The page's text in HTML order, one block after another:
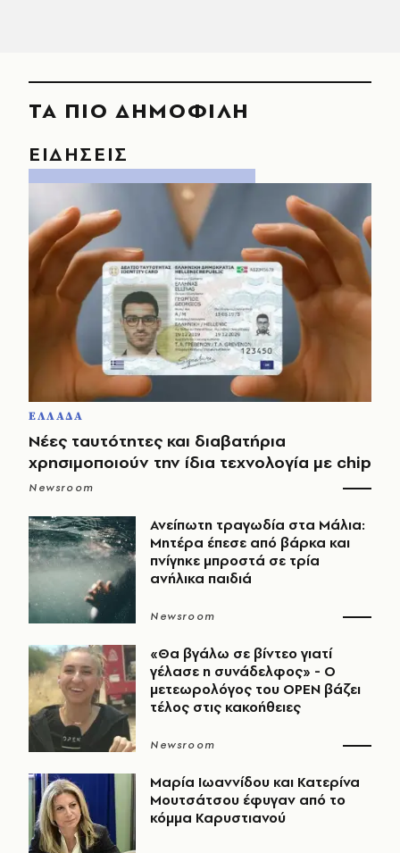
ΤΑ ΠΙΟ ΔΗΜΟΦΙΛΗ
ΕΙΔΗΣΕΙΣ
ΕΛΛΑΔΑ
Νέες ταυτότητες και διαβατήρια
χρησιμοποιούν την ίδια τεχνολογία με chip
Newsroom
Ανείπωτη τραγωδία στα Μάλια:
Μητέρα έπεσε από βάρκα και
πνίγηκε μπροστά σε τρία
ανήλικα παιδιά
Newsroom
«Θα βγάλω σε βίντεο γιατί
γέλασε η συνάδελφος» - Ο
μετεωρολόγος του OPEN βάζει
τέλος στις κακοήθειες
Newsroom
Μαρία Ιωαννίδου και Κατερίνα
Μουτσάτσου έφυγαν από το
κόμμα Καρυστιανού